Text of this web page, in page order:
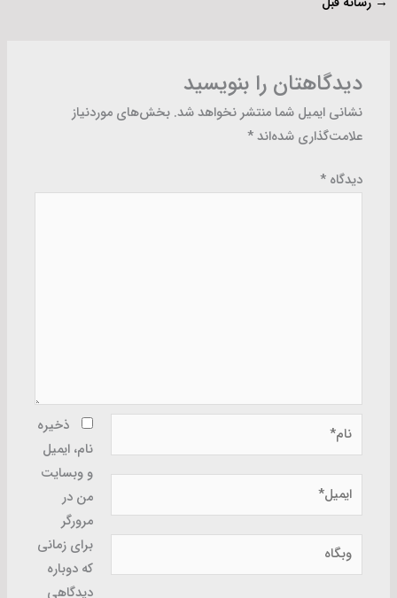
دیدگاهتان را بنویسید
نشانی ایمیل شما منتشر نخواهد شد. بخش‌های موردنیاز
علامت‌گذاری شده‌اند*
دیدگاه*
نام*
ایمیل*
وبگاه
ذخیره
نام، ایمیل
و وبسایت
من در
مرورگر
برای زمانی
که دوباره
دیدگاهی